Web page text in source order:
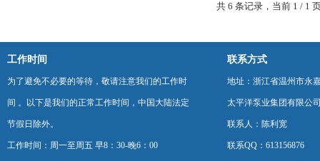
共 6 条记录，当前 1 / 1
工作时间
为了避免不必要的等待，敬请注意我们的工作时
间 。以下是我们的正常工作时间，中国大陆法定
节假日除外。
工作时间：周一至周五 早8：30-晚6：00
联系方式
地址：浙江省温州市永
太平洋泵业集团有限公
联系人：陈利宽
联系QQ：613156876